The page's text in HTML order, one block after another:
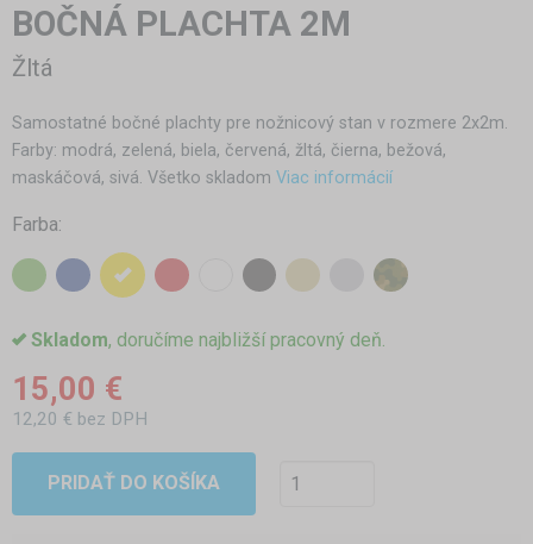
BOČNÁ PLACHTA 2M
Žltá
Samostatné bočné plachty pre nožnicový stan v rozmere 2x2m.
Farby: modrá, zelená, biela, červená, žltá, čierna, bežová,
maskáčová, sivá. Všetko skladom Viac informácií
Farba:
Skladom, doručíme najbližší pracovný deň.
15,00 €
12,20 € bez DPH
PRIDAŤ DO KOŠÍKA